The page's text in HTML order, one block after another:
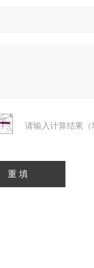
请输入计算结果